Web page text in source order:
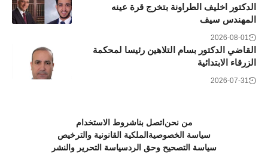
الدكتور اخليف الطراونة بتخرج قرة عينه
المهندس سيف
2026-08-01
القاضي الدكتور بسام التلاهين رئيسا لمحكمة
الزرقاء الابتدائية
2026-07-31
من نحن اتصل بناشروط الاستخدام
سياسة الخصوصية الملكية القانونية والترخيص
سياسة التصحيح وحق الردسياسة التحرير والنشر